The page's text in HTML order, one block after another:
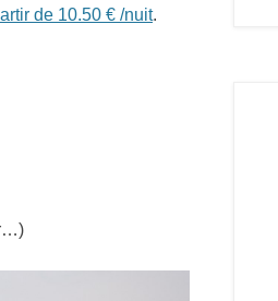
de 10.50 € /nuit.